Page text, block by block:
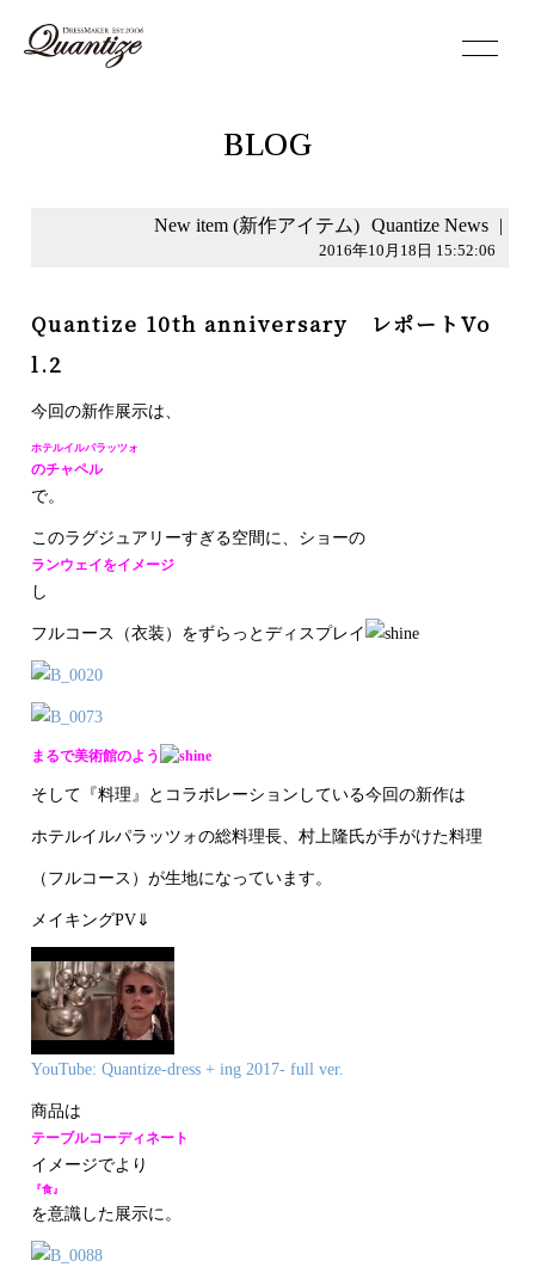
BLOG
New item (新作アイテム) Quantize News |
2016年10月18日 15:52:06
Quantize 10th anniversary レポートVo
l.2
今回の新作展示は、
ホテルイルパラッツォ
のチャペル
で。
このラグジュアリーすぎる空間に、ショーの
ランウェイをイメージ
し
フルコース（衣装）をずらっとディスプレイ
まるで美術館のよう
そして『料理』とコラボレーションしている今回の新作は
ホテルイルパラッツォの総料理長、村上隆氏が手がけた料理
（フルコース）が生地になっています。
メイキングPV⇓
YouTube: Quantize-dress + ing 2017- full ver.
商品は
テーブルコーディネート
イメージでより
『食』
を意識した展示に。